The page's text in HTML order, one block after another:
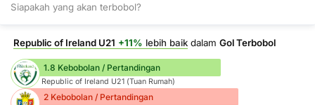
Siapakah yang akan terbobol?
Republic of Ireland U21 +11% lebih baik dalam Gol Terbobol
1.8 Kebobolan / Pertandingan
Republic of Ireland U21 (Tuan Rumah)
2 Kebobolan / Pertandingan